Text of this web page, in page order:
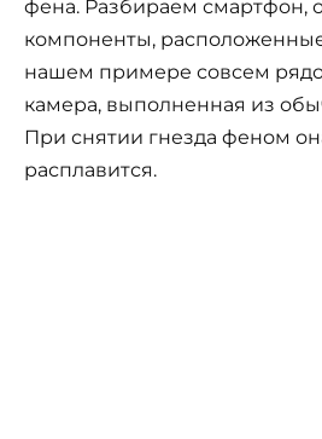
фена. Разбираем смартфон,
компоненты,
нашем примере совсем
камера, выполненная из
При снятии гнезда феном
расплавится.